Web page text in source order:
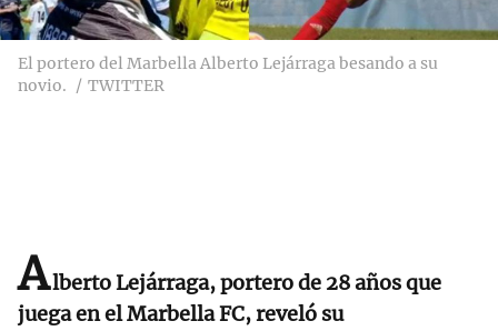
El portero del Marbella Alberto Lejárraga besando a su
novio.
TWITTER
Alberto Lejárraga, portero de 28 años que
juega en el Marbella FC, reveló su